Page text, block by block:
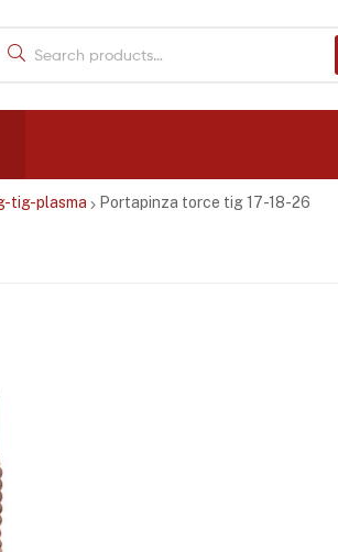
tig-plasma Portapinza torce tig 17-18-26